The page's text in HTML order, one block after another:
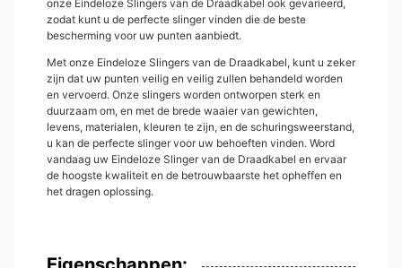
onze Eindeloze Slingers van de Draadkabel ook gevarieerd,
zodat kunt u de perfecte slinger vinden die de beste
bescherming voor uw punten aanbiedt.
Met onze Eindeloze Slingers van de Draadkabel, kunt u zeker
zijn dat uw punten veilig en veilig zullen behandeld worden
en vervoerd. Onze slingers worden ontworpen sterk en
duurzaam om, en met de brede waaier van gewichten,
levens, materialen, kleuren te zijn, en de schuringsweerstand,
u kan de perfecte slinger voor uw behoeften vinden. Word
vandaag uw Eindeloze Slinger van de Draadkabel en ervaar
de hoogste kwaliteit en de betrouwbaarste het opheffen en
het dragen oplossing.